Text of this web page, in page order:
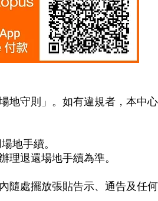
守則」。如有違規者，本中
地手續。
理退還場地手續為準。
隨處擺放張貼告示、通告及任